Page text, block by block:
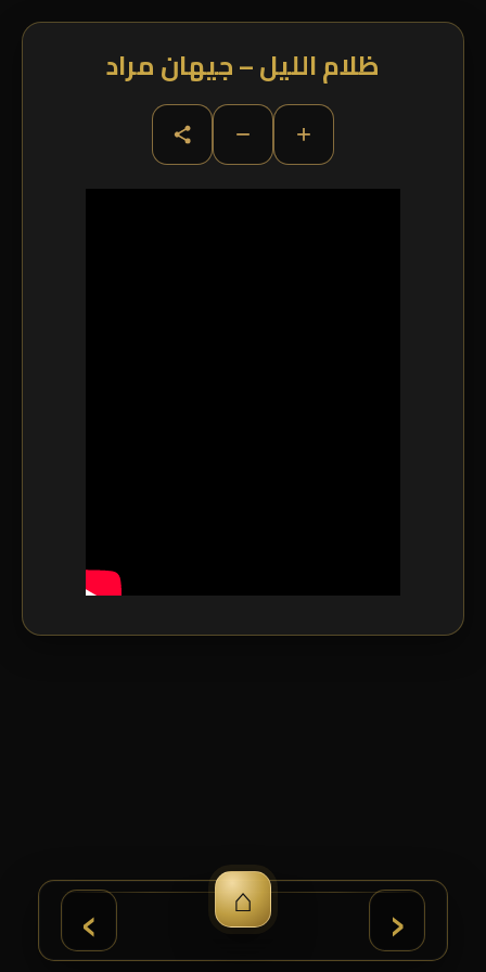
ظلام الليل – جيهان مراد
+
−
‹
⌂
›